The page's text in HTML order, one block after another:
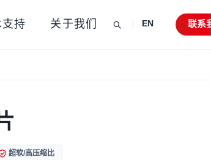
持 关于我们 EN 联系
超软/高压缩比